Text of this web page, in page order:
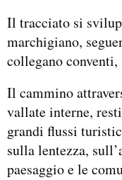
Il tracciato si
marchigiano,
collegano
Il cammino
vallate interne,
grandi flussi
sulla lentezza,
paesaggio e le